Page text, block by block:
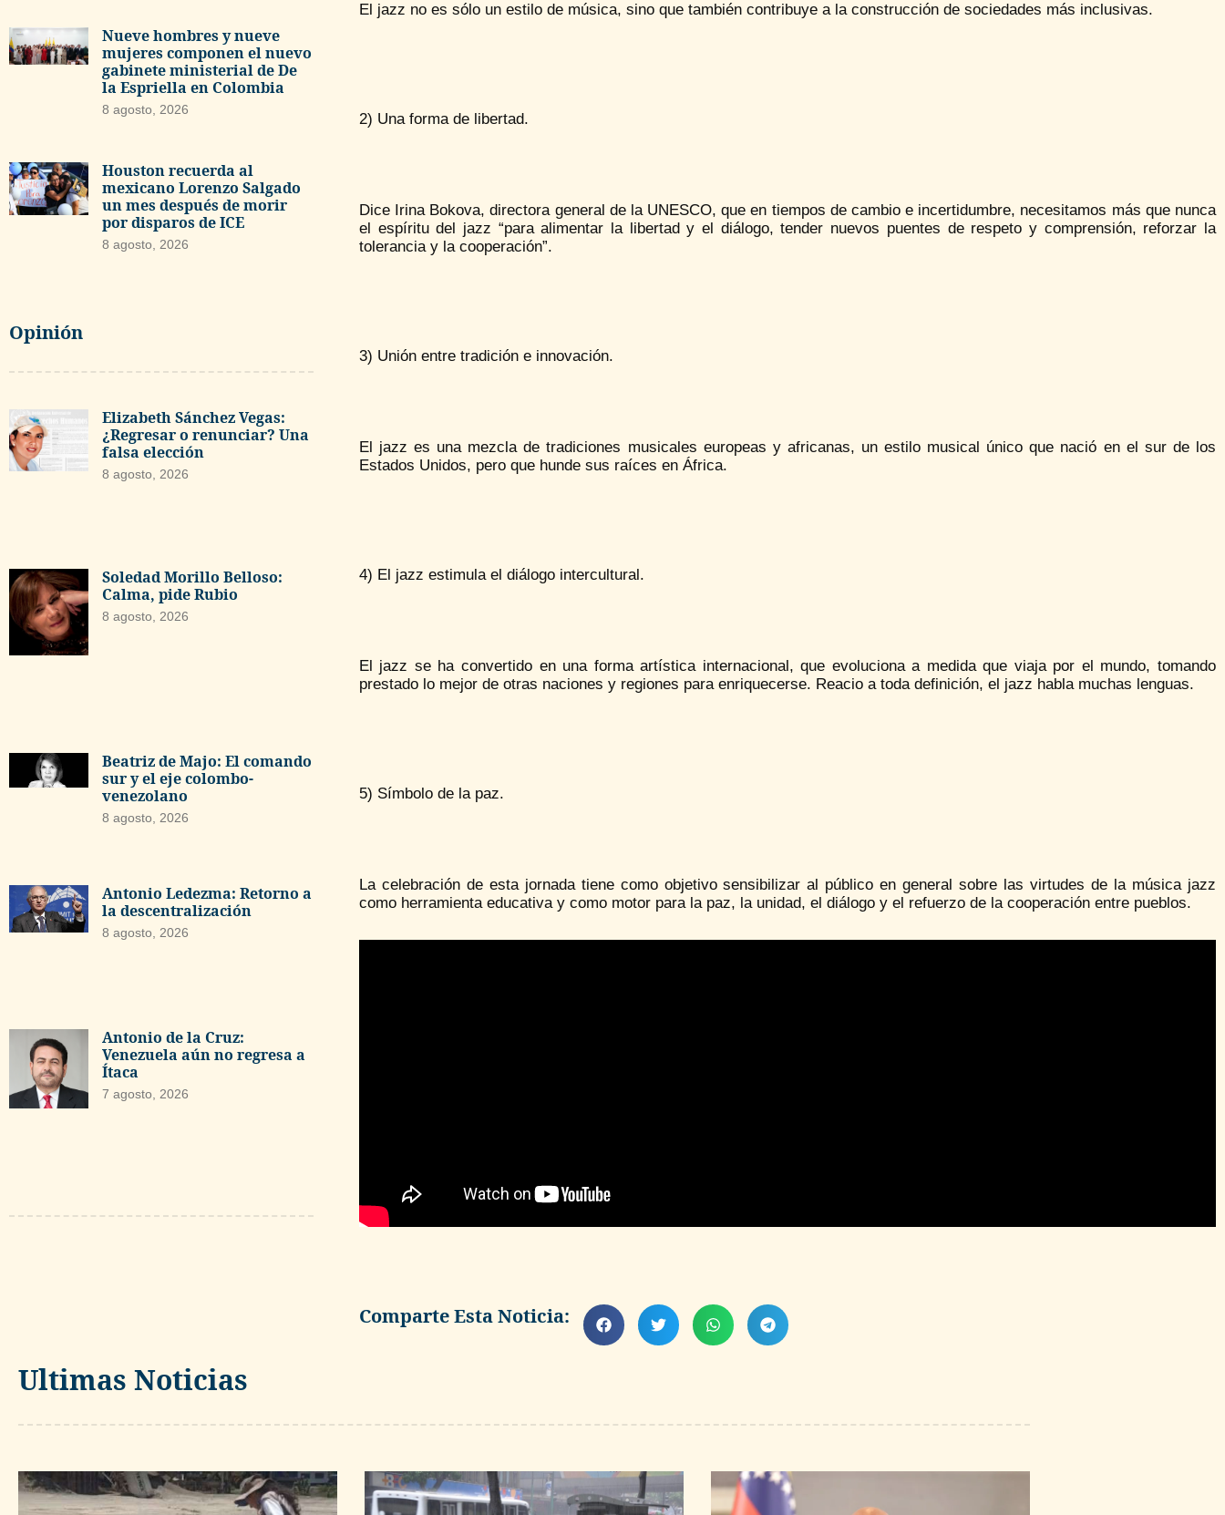
Nueve hombres y nueve
mujeres componen el nuevo
gabinete ministerial de De
la Espriella en Colombia
8 agosto, 2026
Houston recuerda al
mexicano Lorenzo Salgado
un mes después de morir
por disparos de ICE
8 agosto, 2026
Opinión
Elizabeth Sánchez Vegas:
¿Regresar o renunciar? Una
falsa elección
8 agosto, 2026
Soledad Morillo Belloso:
Calma, pide Rubio
8 agosto, 2026
Beatriz de Majo: El comando
sur y el eje colombo-
venezolano
8 agosto, 2026
Antonio Ledezma: Retorno a
la descentralización
8 agosto, 2026
Antonio de la Cruz:
Venezuela aún no regresa a
Ítaca
7 agosto, 2026
El jazz no es sólo un estilo de música, sino que también contribuye a la construcción de sociedades más inclusivas.
2) Una forma de libertad.
Dice Irina Bokova, directora general de la UNESCO, que en tiempos de cambio e incertidumbre, necesitamos más que nunca
el espíritu del jazz “para alimentar la libertad y el diálogo, tender nuevos puentes de respeto y comprensión, reforzar la
tolerancia y la cooperación”.
3) Unión entre tradición e innovación.
El jazz es una mezcla de tradiciones musicales europeas y africanas, un estilo musical único que nació en el sur de los
Estados Unidos, pero que hunde sus raíces en África.
4) El jazz estimula el diálogo intercultural.
El jazz se ha convertido en una forma artística internacional, que evoluciona a medida que viaja por el mundo, tomando
prestado lo mejor de otras naciones y regiones para enriquecerse. Reacio a toda definición, el jazz habla muchas lenguas.
5) Símbolo de la paz.
La celebración de esta jornada tiene como objetivo sensibilizar al público en general sobre las virtudes de la música jazz
como herramienta educativa y como motor para la paz, la unidad, el diálogo y el refuerzo de la cooperación entre pueblos.
Comparte Esta Noticia:
Ultimas Noticias